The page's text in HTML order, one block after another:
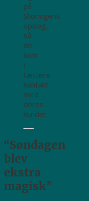
på
Skoringens
opslag,
så
de
kom
i
tættere
kontakt
med
deres
kunder.
“Søndagen
blev
ekstra
magisk”